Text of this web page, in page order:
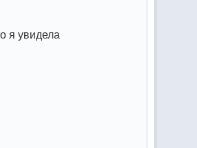
я увидела